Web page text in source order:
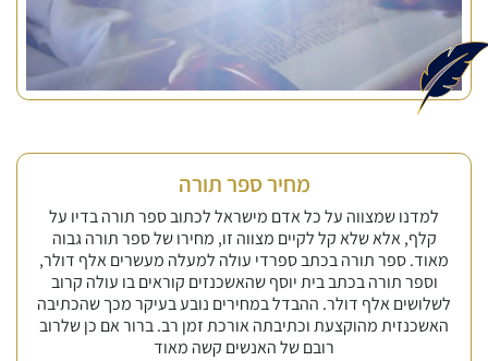
מחיר ספר תורה
למדנו שמצווה על כל אדם מישראל לכתוב ספר תורה בדיו על
קלף, אלא שלא קל לקיים מצווה זו, מחירו של ספר תורה גבוה
מאוד. ספר תורה בכתב ספרדי עולה למעלה מעשרים אלף דולר,
וספר תורה בכתב בית יוסף שהאשכנזים קוראים בו עולה קרוב
לשלושים אלף דולר. ההבדל במחירים נובע בעיקר מכך שהכתיבה
האשכנזית מהוקצעת וכתיבתה אורכת זמן רב. ברור אם כן שלרוב
רובם של האנשים קשה מאוד